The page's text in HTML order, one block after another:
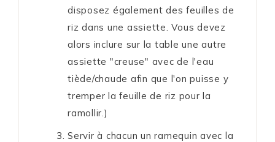
disposez également des feuilles de
riz dans une assiette. Vous devez
alors inclure sur la table une autre
assiette "creuse" avec de l'eau
tiède/chaude afin que l'on puisse y
tremper la feuille de riz pour la
ramollir.)
Servir à chacun un ramequin avec la